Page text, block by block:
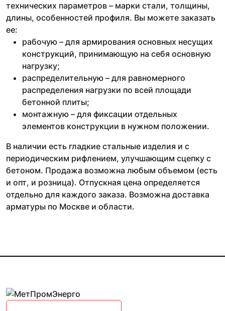
технических параметров – марки стали, толщины,
длины, особенностей профиля. Вы можете заказать
ее:
рабочую – для армирования основных несущих
конструкций, принимающую на себя основную
нагрузку;
распределительную – для равномерного
распределения нагрузки по всей площади
бетонной плиты;
монтажную – для фиксации отдельных
элементов конструкции в нужном положении.
В наличии есть гладкие стальные изделия и с
периодическим рифлением, улучшающим сцепку с
бетоном. Продажа возможна любым объемом (есть
и опт, и розница). Отпускная цена определяется
отдельно для каждого заказа. Возможна доставка
арматуры по Москве и области.